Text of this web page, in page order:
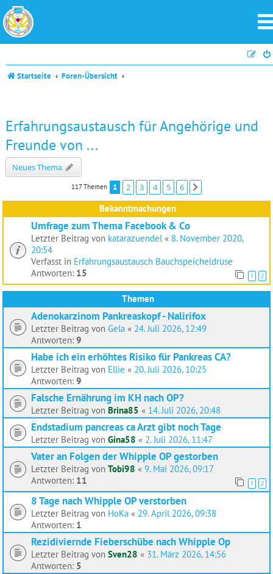
Startseite Foren-Übersicht
Erfahrungsaustausch für Angehörige und
Freunde von ...
Neues Thema
117 Themen 1 2 3 4 5 6
Bekanntmachungen
Umfrage zum Thema Facebook & Co
Letzter Beitrag von katarazuendel « 8. November 2020,
20:54
Verfasst in Erfahrungsaustausch Bauchspeicheldrüse
Antworten: 15 1 2
Themen
Adenokarzinom Pankreaskopf - Nalirifox
Letzter Beitrag von Gela « 24. Juli 2026, 12:49
Antworten: 9
Habe ich ein erhöhtes Risiko für Pankreas CA?
Letzter Beitrag von Ellie « 20. Juli 2026, 10:25
Antworten: 9
Falsche Ernährung im KH nach OP?
Letzter Beitrag von Brina85 « 14. Juli 2026, 20:48
Endstadium pancreas ca Arzt gibt noch Tage
Letzter Beitrag von Gina58 « 2. Juli 2026, 11:47
Vater an Folgen der Whipple OP gestorben
Letzter Beitrag von Tobi98 « 9. Mai 2026, 09:17
Antworten: 11 1 2
8 Tage nach Whipple OP verstorben
Letzter Beitrag von HoKa « 29. April 2026, 09:38
Antworten: 1
Rezidiviernde Fieberschübe nach Whipple Op
Letzter Beitrag von Sven28 « 31. März 2026, 14:56
Antworten: 5